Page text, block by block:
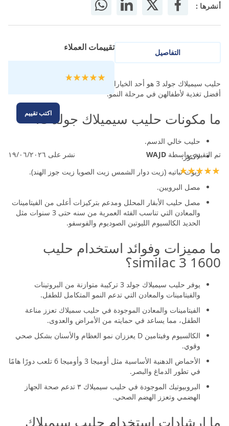
أنشرها :
التفاصيل
حليب سيميلاك جولد 3 هو أحد الخيارات الممتازة للأمهات الباحثات عن
أفضل تغذية لأطفالهن في مرحلة النمو.
ما مكونات حليب سيميلاك جولد 3؟
حليب خالي الدسم.
لاكتوز.
زيوت نباتيه (زيت دوار الشمس زيت الصويا زيت جوز الهند).
مصل البرويين.
مصل حليب الأبقار المحلل ومدعم بتركيزات أعلى من الفيتامينات
والمعادن التي تناسب الفئه العمرية من سنه حتى 3 سنوات مثل
الحديد الكالسيوم الليوتين الصوديوم والفوسفو.
ما مميزات وفوائد استخدام حليب
similac 3 1600؟
يوفر حليب سيميلاك جولد 3 تركيبة متوازنة من البروتينات
والفيتامينات والمعادن التي تدعم النمو المتكامل للطفل.
الفيتامينات والمعادن الموجودة في حليب سميلاك تعزز مناعة
الطفل، مما يساعد في حمايته من الأمراض والعدوى.
الكالسيوم وفيتامين D يعززان نمو العظام والأسنان بشكل صحي
وقوي.
الأحماض الدهنية الأساسية مثل أوميجا 3 وأوميجا 6 تلعب دورًا هامًا
في تطور الدماغ والبصر.
البروبيوتيك الموجودة في حليب سيميلاك ٣ تدعم صحة الجهاز
الهضمي وتعزز الهضم الصحي.
ما إرشادات استخدام حليب سيميلاك
تقييمات العملاء
تقييم:
اكتب تقييم
تم التقييم بواسطة WAJD نشر على ١٩/٠٦/٢٠٢٦